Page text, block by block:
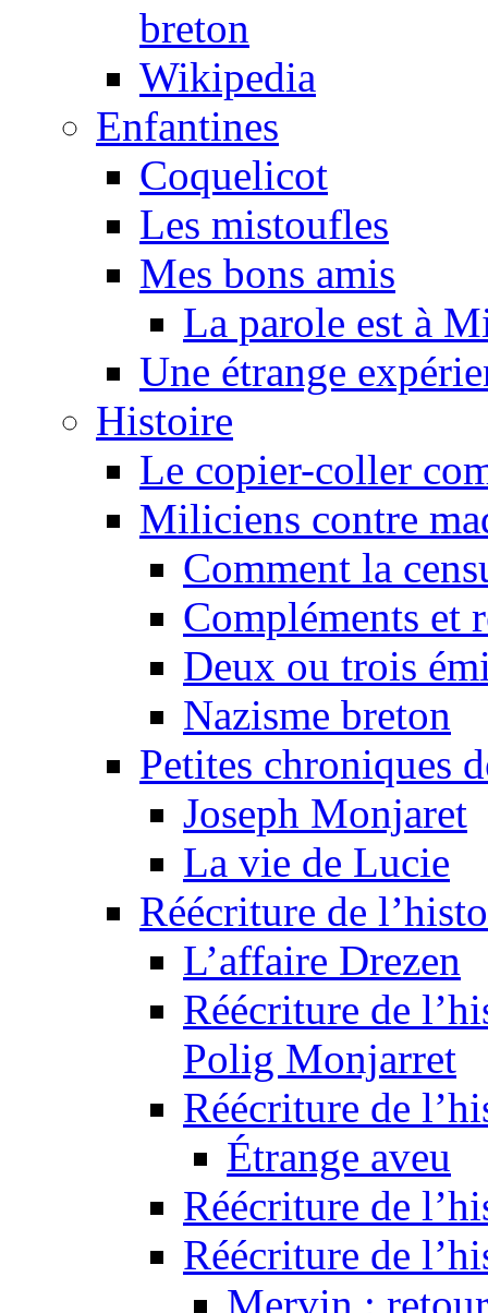
breton
Wikipedia
Enfantines
Coquelicot
Les mistoufles
Mes bons amis
La parole est à
Une étrange
Histoire
Le copier-coller
Miliciens contre
Comment la
Compléments et
Deux ou trois
Nazisme breton
Petites chroniques
Joseph Monjaret
La vie de Lucie
Réécriture de
L’affaire Drezen
Réécriture de
Polig Monjarret
Réécriture de
Étrange aveu
Réécriture de
Réécriture de
Mervin :